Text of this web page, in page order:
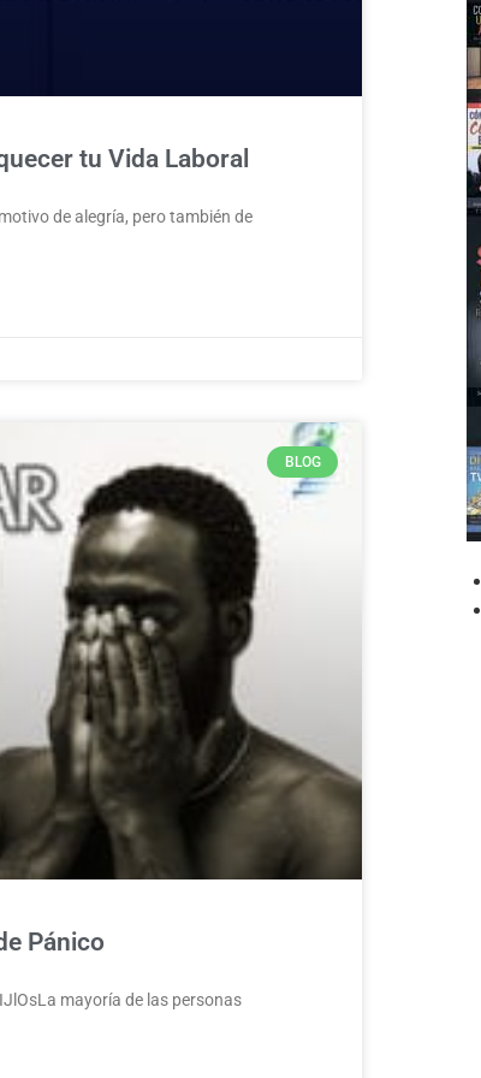
tu Vida Laboral
de alegría, pero también de
BLOG
Pánico
mayoría de las personas